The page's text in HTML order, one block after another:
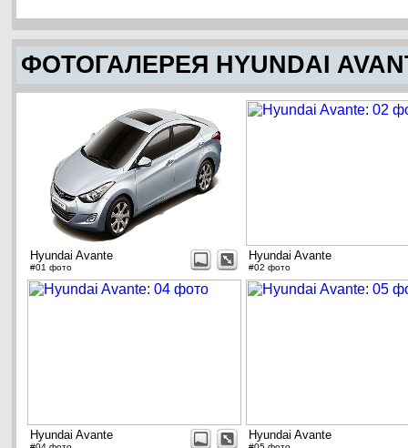
ФОТОГАЛЕРЕЯ HYUNDAI
Hyundai Avante
#01 фото
Hyundai Avante
#02 фото
Hyundai Avante Hyundai Avante